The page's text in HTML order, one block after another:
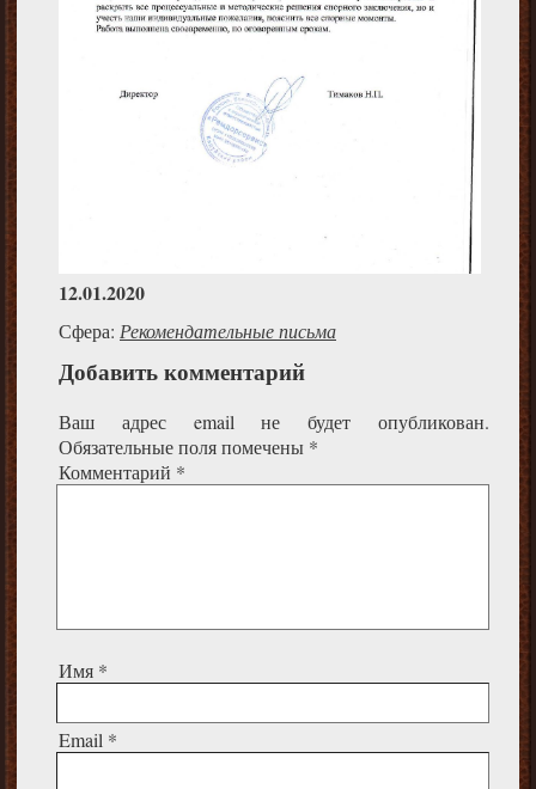
12.01.2020
Сфера: Рекомендательные письма
Добавить комментарий
Ваш адрес email не будет опубликован.
Обязательные поля помечены *
Комментарий *
Имя *
Email *